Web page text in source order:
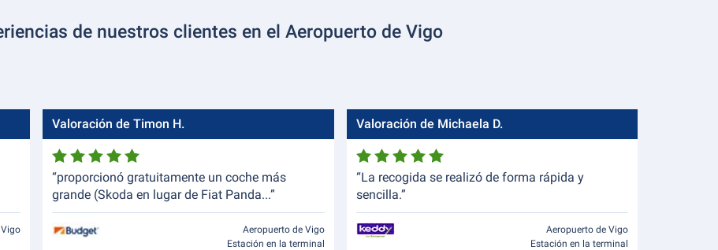
de nuestros clientes en el Aeropuerto de Vigo
Valoración de Timon H.
“proporcionó gratuitamente un coche más
grande (Skoda en lugar de Fiat Panda...”
Aeropuerto de Vigo
Estación en la terminal
Valoración de Michaela D.
“La recogida se realizó de forma rápida y
sencilla.”
Aeropuerto de Vigo
Estación en la terminal